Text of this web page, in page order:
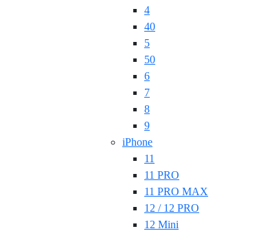
4
40
5
50
6
7
8
9
iPhone
11
11 PRO
11 PRO MAX
12 / 12 PRO
12 Mini